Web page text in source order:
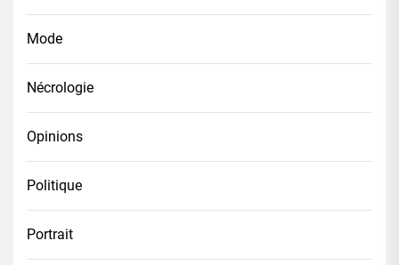
Mode
Nécrologie
Opinions
Politique
Portrait